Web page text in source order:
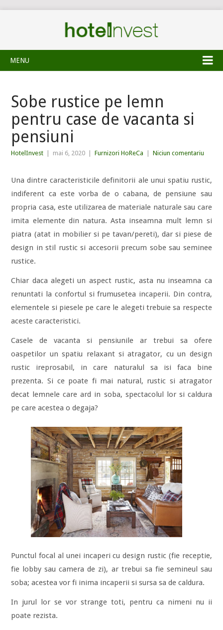
MENU
Sobe rustice pe lemn
pentru case de vacanta si
pensiuni
HotelInvest mai 6, 2020 Furnizori HoReCa Niciun comentariu
Una dintre caracteristicile definitorii ale unui spatiu rustic,
indiferent ca este vorba de o cabana, de pensiune sau
propria casa, este utilizarea de materiale naturale sau care
imita elemente din natura. Asta inseamna mult lemn si
piatra (atat in mobilier si pe tavan/pereti), dar si piese de
design in stil rustic si accesorii precum sobe sau seminee
rustice.
Chiar daca alegeti un aspect rustic, asta nu inseamna ca
renuntati la confortul si frumusetea incaperii. Din contra,
elementele si piesele pe care le alegeti trebuie sa respecte
aceste caracteristici.
Casele de vacanta si pensiunile ar trebui sa ofere
oaspetilor un spatiu relaxant si atragator, cu un design
rustic ireprosabil, in care naturalul sa isi faca bine
prezenta. Si ce poate fi mai natural, rustic si atragator
decat lemnele care ard in soba, spectacolul lor si caldura
pe care acestea o degaja?
Punctul focal al unei incaperi cu design rustic (fie receptie,
fie lobby sau camera de zi), ar trebui sa fie semineul sau
soba; acestea vor fi inima incaperii si sursa sa de caldura.
In jurul lor se vor strange toti, pentru ca nimeni nu ii
poate rezista.